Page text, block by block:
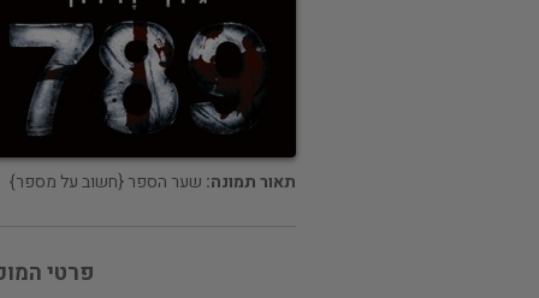
תאור תמונה: שער הספר {חשוב על מספר}
פרטי